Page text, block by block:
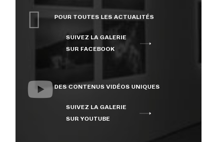
POUR TOUTES LES ACTUALITÉS
SUIVEZ LA GALERIE
SUR FACEBOOK
DES CONTENUS VIDÉOS UNIQUES
SUIVEZ LA GALERIE
SUR YOUTUBE